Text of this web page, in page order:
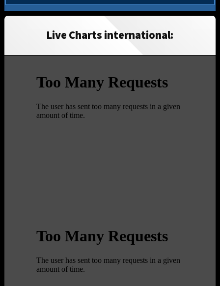
Live Charts international: